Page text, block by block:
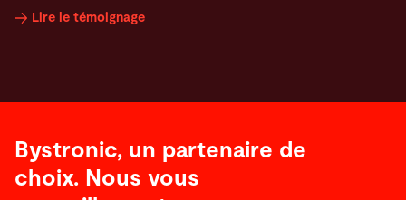
Lire le témoignage
Bystronic, un partenaire de
choix. Nous vous